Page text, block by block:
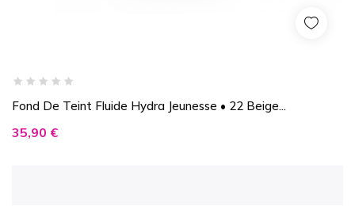
Fond De Teint Fluide Hydra Jeunesse • 22 Beige...
Prix
35,90 €